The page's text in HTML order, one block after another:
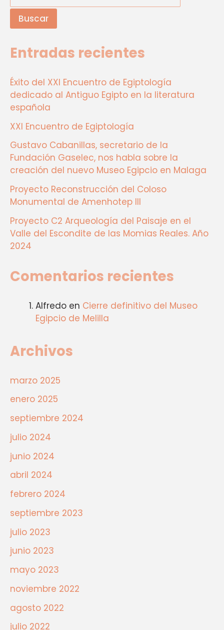
Buscar
Entradas recientes
Éxito del XXI Encuentro de Egiptología
dedicado al Antiguo Egipto en la literatura
española
XXI Encuentro de Egiptología
Gustavo Cabanillas, secretario de la
Fundación Gaselec, nos habla sobre la
creación del nuevo Museo Egipcio en Malaga
Proyecto Reconstrucción del Coloso
Monumental de Amenhotep III
Proyecto C2 Arqueología del Paisaje en el
Valle del Escondite de las Momias Reales. Año
2024
Comentarios recientes
Alfredo en Cierre definitivo del Museo
Egipcio de Melilla
Archivos
marzo 2025
enero 2025
septiembre 2024
julio 2024
junio 2024
abril 2024
febrero 2024
septiembre 2023
julio 2023
junio 2023
mayo 2023
noviembre 2022
agosto 2022
julio 2022